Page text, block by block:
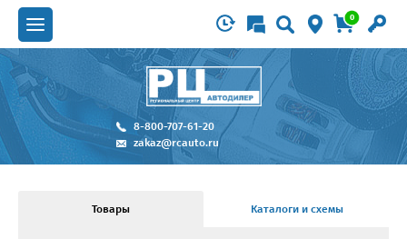
0
8-800-707-61-20
zakaz@rcauto.ru
Товары Каталоги и схемы